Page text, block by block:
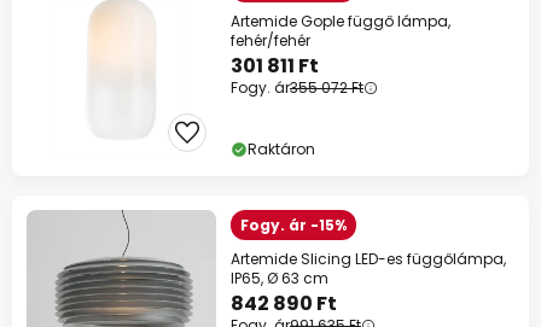
Artemide Gople függő lámpa,
fehér/fehér
301 811 Ft
Fogy. ár355 072 Ft
Raktáron
Fogy. ár -15%
Artemide Slicing LED-es függőlámpa,
IP65, Ø 63 cm
842 890 Ft